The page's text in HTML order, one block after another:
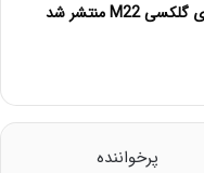
پرخواننده